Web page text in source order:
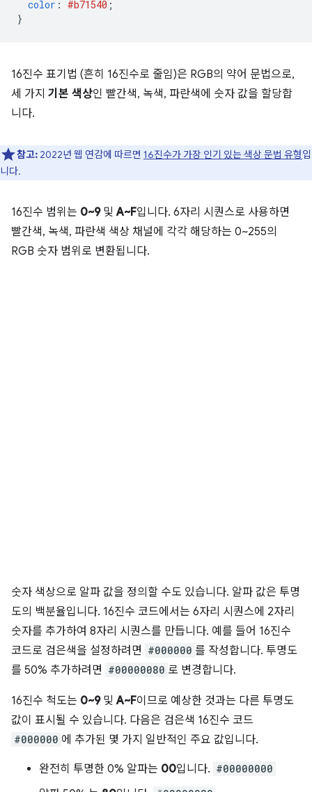
color : #b71540 ;
}
16진수 표기법 (흔히 16진수로 줄임)은 RGB의 약어 문법으로,
세 가지 기본 색상인 빨간색, 녹색, 파란색에 숫자 값을 할당합
니다.
참고: 2022년 웹 연감에 따르면 16진수가 가장 인기 있는 색상 문법 유형입
니다.
16진수 범위는 0~9및A~F입니다. 6자리 시퀀스로 사용하면
빨간색, 녹색, 파란색 색상 채널에 각각 해당하는 0~255의
RGB 숫자 범위로 변환됩니다.
숫자 색상으로 알파 값을 정의할 수도 있습니다. 알파 값은 투명
도의 백분율입니다. 16진수 코드에서는 6자리 시퀀스에 2자리
숫자를 추가하여 8자리 시퀀스를 만듭니다. 예를 들어 16진수
코드로 검은색을 설정하려면 #000000 를 작성합니다. 투명도
를 50% 추가하려면 #00000080 로 변경합니다.
16진수 척도는 0~9및A~F이므로 예상한 것과는 다른 투명도
값이 표시될 수 있습니다. 다음은 검은색 16진수 코드
#000000 에 추가된 몇 가지 일반적인 주요 값입니다.
완전히 투명한 0% 알파는 00입니다. #00000000